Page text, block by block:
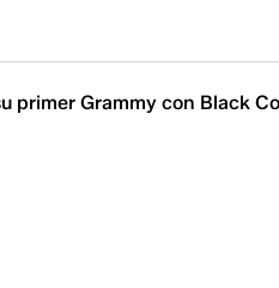
primer Grammy con Black